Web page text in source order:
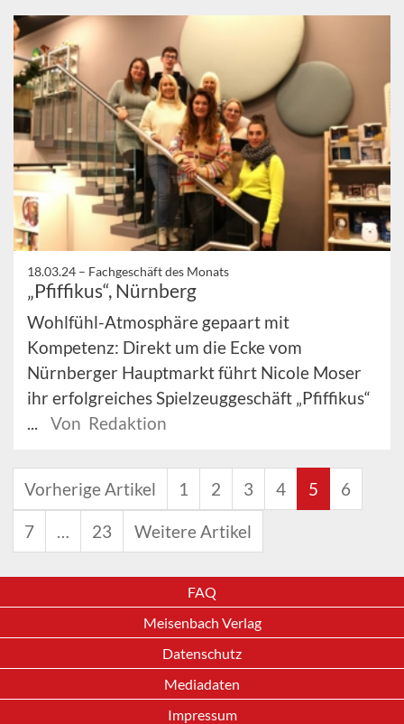
18.03.24 – Fachgeschäft des Monats
„Pfiffikus“, Nürnberg
Wohlfühl-Atmosphäre gepaart mit
Kompetenz: Direkt um die Ecke vom
Nürnberger Hauptmarkt führt Nicole Moser
ihr erfolgreiches Spielzeuggeschäft „Pfiffikus“
...
Von Redaktion
Vorherige Artikel 1 2 3 4 5 6
7 … 23 Weitere Artikel
FAQ
Meisenbach Verlag
Datenschutz
Mediadaten
Impressum